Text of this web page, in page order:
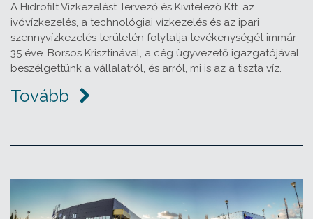
A Hidrofilt Vízkezelést Tervező és Kivitelező Kft. az
ivóvízkezelés, a technológiai vízkezelés és az ipari
szennyvízkezelés területén folytatja tevékenységét immár
35 éve. Borsos Krisztinával, a cég ügyvezető igazgatójával
beszélgettünk a vállalatról, és arról, mi is az a tiszta víz.
Tovább